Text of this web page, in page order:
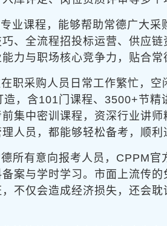
业课程，能够帮助常德广大
、全流程招投标运营、供应
力与职场核心竞争力，贴合
职采购人员日常工作繁忙，
造，含101门课程、3500+节
集中密训课程，资深行业讲
人员，都能够轻松备考，顺利
所有意向报考人员，CPPM
案与学时学习。市面上流传
不仅会造成经济损失，还会